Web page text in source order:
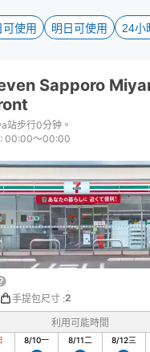
key
to
keyboard
shortcuts
for
changing
可使用 明日可使用 24小
Sapporo
站步行0分钟。
: 00:00〜00:00
手提包尺寸 :2
利用可能時間
8/10一 8/11二 8/12三